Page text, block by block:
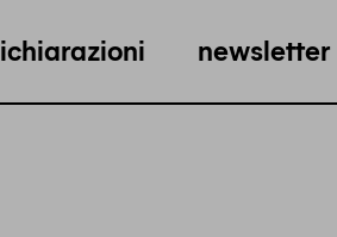
newsletter